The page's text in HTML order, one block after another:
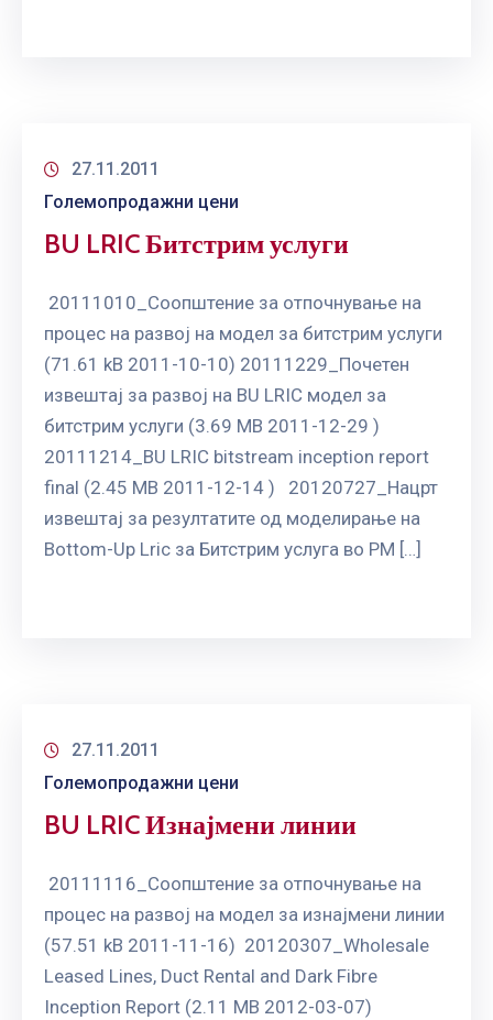
27.11.2011
Големопродажни цени
BU LRIC Битстрим услуги
20111010_Соопштение за отпочнување на
процес на развој на модел за битстрим услуги
(71.61 kB 2011-10-10) 20111229_Почетен
извештај за развој на BU LRIC модел за
битстрим услуги (3.69 MB 2011-12-29 )
20111214_BU LRIC bitstream inception report
final (2.45 MB 2011-12-14 ) 20120727_Нацрт
извештај за резултатите од моделирање на
Bottom-Up Lric за Битстрим услуга во РМ […]
27.11.2011
Големопродажни цени
BU LRIC Изнајмени линии
20111116_Соопштение за отпочнување на
процес на развој на модел за изнајмени линии
(57.51 kB 2011-11-16) 20120307_Wholesale
Leased Lines, Duct Rental and Dark Fibre
Inception Report (2.11 MB 2012-03-07)